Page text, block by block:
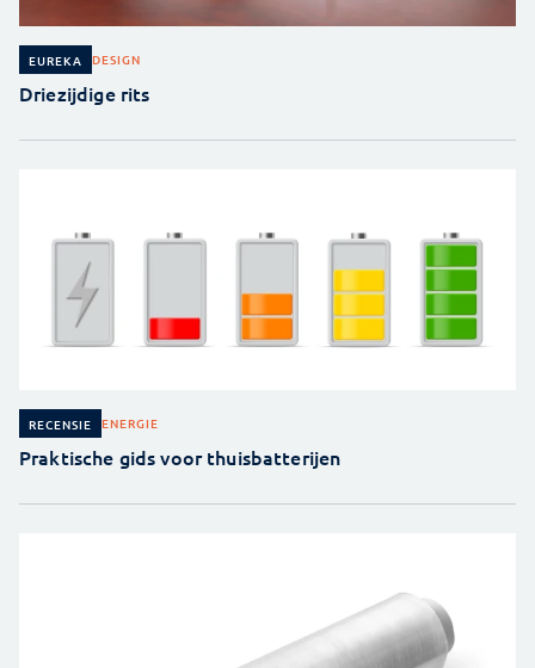
EUREKA DESIGN
Driezijdige rits
RECENSIE ENERGIE
Praktische gids voor thuisbatterijen